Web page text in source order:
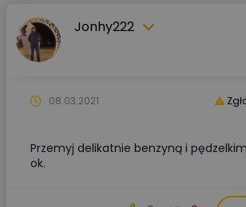
Jonhy222
08.03.2021
Przemyj delikatnie benzyną i
ok.